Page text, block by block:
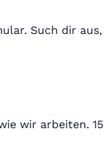
Such dir aus,
wir arbeiten. 15